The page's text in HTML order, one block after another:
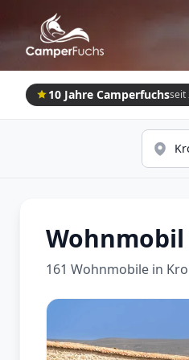
10 Jahre Camperfuchsseit
161 Wohnmobile in